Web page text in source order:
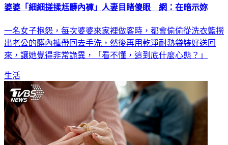
婆婆「細細搓揉尪髒內褲」人妻目睹傻眼 網：在暗示妳
一名女子抱怨，每次婆婆來家裡做客時，都會偷偷從洗衣籃撈
出老公的髒內褲帶回去手洗，然後再用乾淨耐熱袋裝好送回
來，讓她覺得非常詭異，「看不懂，這到底什麼心態？」
生活